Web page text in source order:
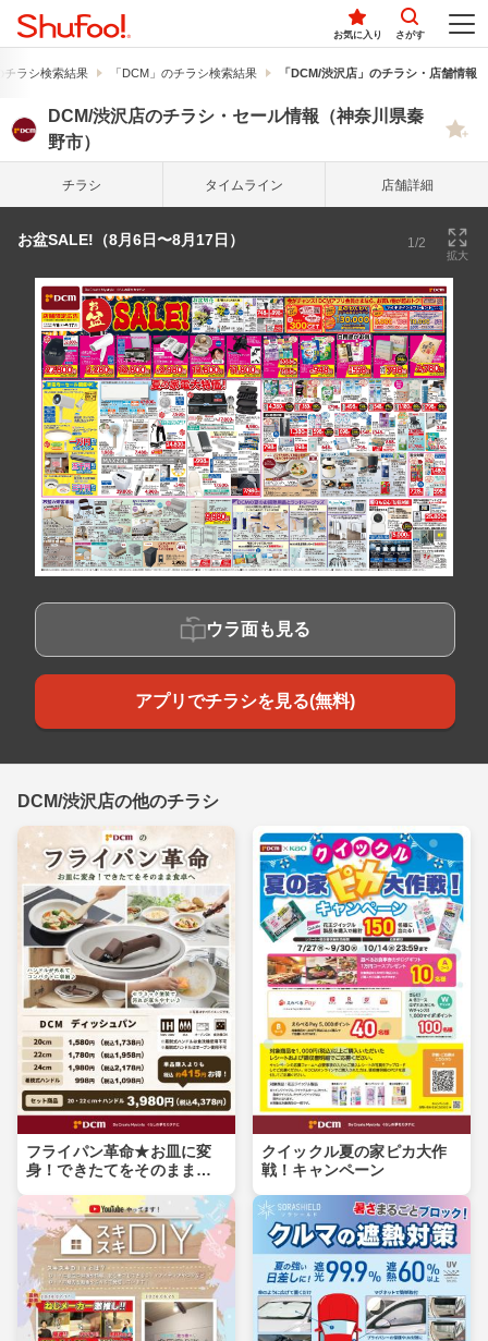
お気に入り さがす
チラシ検索結果 「DCM」のチラシ検索結果 「DCM/渋沢店」のチラシ・店舗情報
DCM/渋沢店のチラシ・セール情報（神奈川県秦
野市）
チラシ タイム ライン 店舗詳細
お盆SALE!（8月6日〜8月17日） 1/2
拡大
ウラ面も見る
アプリでチラシを見る(無料)
DCM/渋沢店の他のチラシ
フライパン革命★お皿に変
身！できたてをそのまま食
クイックル夏の家ピカ大作
戦！キャンペーン